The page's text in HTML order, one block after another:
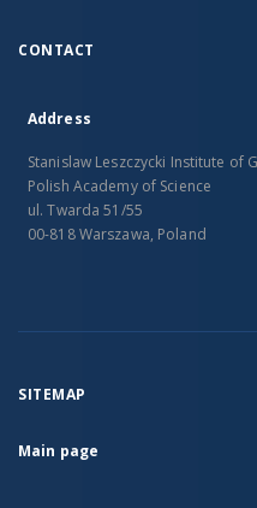
CONTACT
Address
Stanislaw Leszczycki Institute of
Polish Academy of Science
ul. Twarda 51/55
00-818 Warszawa, Poland
SITEMAP
Main page